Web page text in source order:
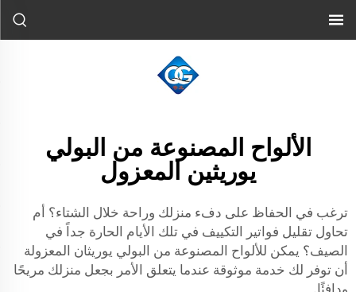
الألواح المصنوعة من البولي
يوريثين المعزول
ترغب في الحفاظ على دفء منزلك وراحة خلال الشتاء؟ أم
تحاول تقليل فواتير التكييف في تلك الأيام الحارة جداً في
الصيف؟ يمكن للألواح المصنوعة من البولي يوريثان المعزولة
أن توفر لك خدمة موثوقة عندما يتعلق الأمر بجعل منزلك مريحًا